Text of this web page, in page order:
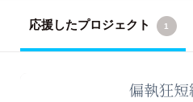
応援したプロジェクト 1